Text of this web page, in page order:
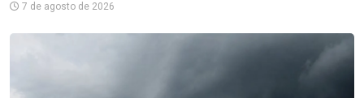
7 de agosto de 2026